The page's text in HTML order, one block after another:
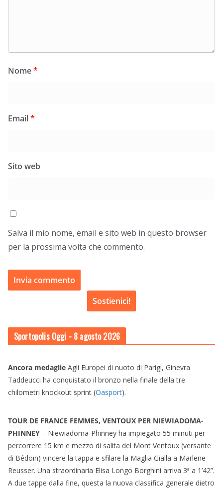
Nome*
Email*
Sito web
Salva il mio nome, email e sito web in questo browser
per la prossima volta che commento.
Sostienici!
Sportopolis Oggi - 8 agosto 2026
Ancora medaglie Agli Europei di nuoto di Parigi, Ginevra
Taddeucci ha conquistato il bronzo nella finale della tre
chilometri knockout sprint (Oasport).
TOUR DE FRANCE FEMMES, VENTOUX PER NIEWIADOMA-
PHINNEY – Niewiadoma-Phinney ha impiegato 55 minuti per
percorrere 15 km e mezzo di salita del Mont Ventoux (versante
di Bédoin) vincere la tappa e sfilare la Maglia Gialla a Marlene
Reusser. Una straordinaria Elisa Longo Borghini arriva 3ª a 1’42”.
A due tappe dalla fine, questa la nuova classifica generale dietro